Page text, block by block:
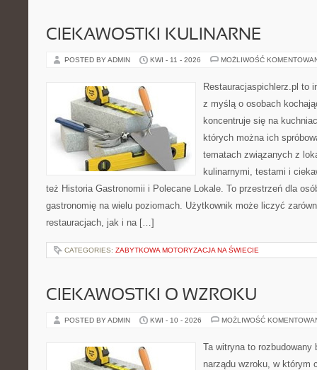
CIEKAWOSTKI KULINARNE
POSTED BY ADMIN KWI - 11 - 2026 MOŻLIWOŚĆ
Restauracjaspichlerz.pl to
z myślą o osobach
koncentruje się na
których można ich
tematach związanych z
kulinarnymi, testami i
też Historia Gastronomii i Polecane Lokale. To przestrzeń dla
gastronomię na wielu poziomach. Użytkownik może liczyć
restauracjach, jak i na […]
CATEGORIES: ZABYTKOWA MOTORYZACJA NA ŚWIECIE
CIEKAWOSTKI O WZROKU
POSTED BY ADMIN KWI - 10 - 2026 MOŻLIWOŚĆ
Ta witryna to
narządu wzroku, w którym